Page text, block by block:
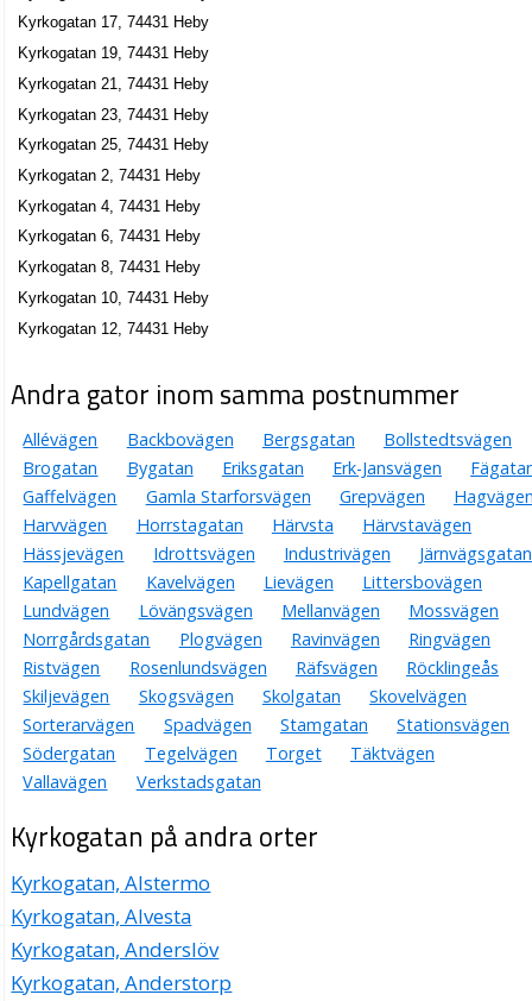
Bränntorpets Travsport
Fix Per Erik Eriksson
Kyrkogatan 3 B Lgh 1202, 74431 Heby
Amarant försäljning i Västerås AB
Rolf Bo-Göran Löwén
0224-30333
Kyrkogatan 5, 74431 Heby
Centrumfrisören
Åsa Margareta Bäckström
0224-30242
Kyrkogatan 5b, 74431 Heby
0224-30138
Kyrkogatan 7, 74431 Heby
Olle Palmquist Livs AB
Olof Ragnar Emanuel Palmquist
0224-31300
Kyrkogatan 9, 74431 Heby
Kyrkogatan 17, 74431 Heby
Kyrkogatan 19, 74431 Heby
Kyrkogatan 21, 74431 Heby
Kyrkogatan 23, 74431 Heby
Kyrkogatan 25, 74431 Heby
Kyrkogatan 2, 74431 Heby
Kyrkogatan 4, 74431 Heby
Kyrkogatan 6, 74431 Heby
Kyrkogatan 8, 74431 Heby
Kyrkogatan 10, 74431 Heby
Kyrkogatan 12, 74431 Heby
Andra gator inom samma postnummer
Allévägen Backbovägen Bergsgatan
Bollstedtsvägen
Brogatan
Bygatan Eriksgatan Erk-Jansvägen
Gaffelvägen
Gamla Starforsvägen Grepvägen
Harvvägen
Horrstagatan Härvsta
Härvstavägen
Hässjevägen
Idrottsvägen Industrivägen
Järnvägsgatan
Kapellgatan
Kavelvägen Lievägen
Littersbovägen
Lundvägen
Lövängsvägen Mellanvägen
Mossvägen
Norrgårdsgatan
Plogvägen Ravinvägen
Ringvägen
Ristvägen
Rosenlundsvägen Räfsvägen
Röcklingeås
Skiljevägen
Skogsvägen Skolgatan
Skovelvägen
Sorterarvägen
Spadvägen Stamgatan
Stationsvägen
Södergatan
Tegelvägen Torget
Täktvägen
Vallavägen
Verkstadsgatan
Kyrkogatan på andra orter
Kyrkogatan, Alstermo
Kyrkogatan, Alvesta
Kyrkogatan, Anderslöv
Kyrkogatan, Anderstorp